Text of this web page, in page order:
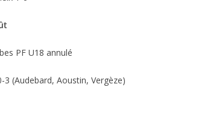
PF U18 annulé
3 (Audebard, Aoustin, Vergèze)